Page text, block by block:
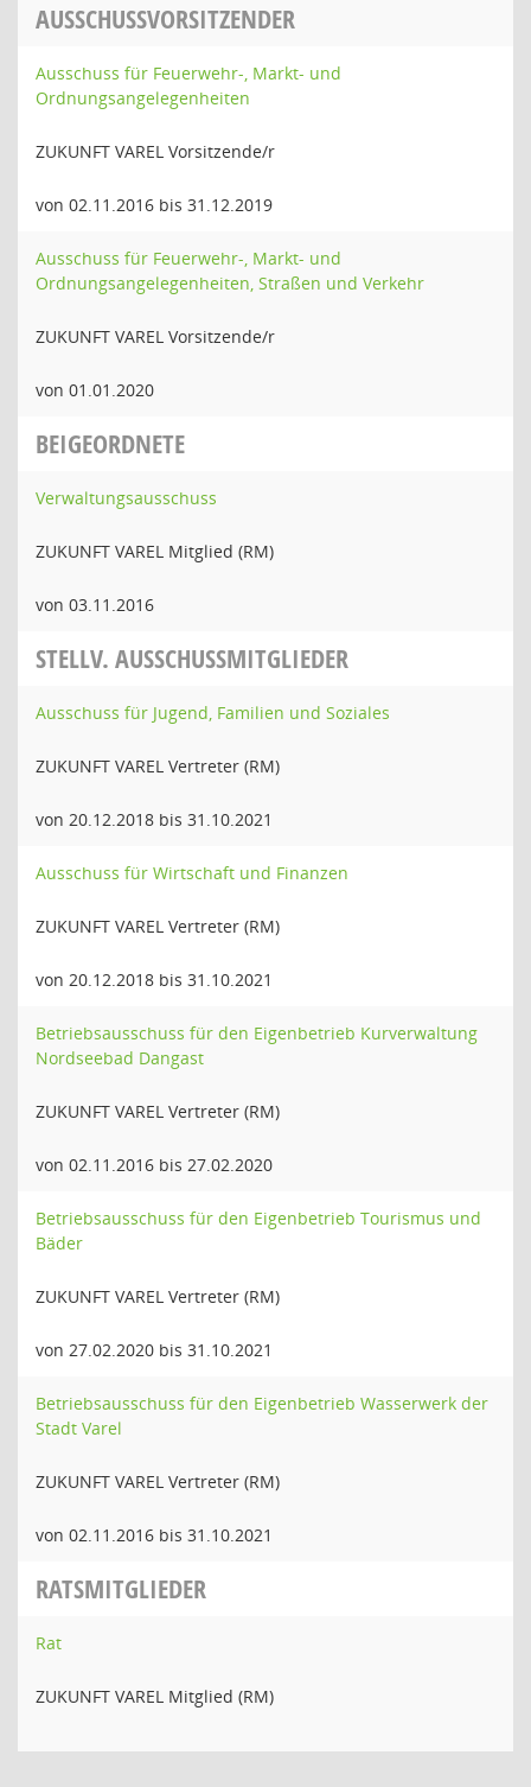
AUSSCHUSSVORSITZENDER
Ausschuss für Feuerwehr-, Markt- und
Ordnungsangelegenheiten
ZUKUNFT VAREL Vorsitzende/r
von 02.11.2016 bis 31.12.2019
Ausschuss für Feuerwehr-, Markt- und
Ordnungsangelegenheiten, Straßen und Verkehr
ZUKUNFT VAREL Vorsitzende/r
von 01.01.2020
BEIGEORDNETE
Verwaltungsausschuss
ZUKUNFT VAREL Mitglied (RM)
von 03.11.2016
STELLV. AUSSCHUSSMITGLIEDER
Ausschuss für Jugend, Familien und Soziales
ZUKUNFT VAREL Vertreter (RM)
von 20.12.2018 bis 31.10.2021
Ausschuss für Wirtschaft und Finanzen
ZUKUNFT VAREL Vertreter (RM)
von 20.12.2018 bis 31.10.2021
Betriebsausschuss für den Eigenbetrieb Kurverwaltung
Nordseebad Dangast
ZUKUNFT VAREL Vertreter (RM)
von 02.11.2016 bis 27.02.2020
Betriebsausschuss für den Eigenbetrieb Tourismus und
Bäder
ZUKUNFT VAREL Vertreter (RM)
von 27.02.2020 bis 31.10.2021
Betriebsausschuss für den Eigenbetrieb Wasserwerk der
Stadt Varel
ZUKUNFT VAREL Vertreter (RM)
von 02.11.2016 bis 31.10.2021
RATSMITGLIEDER
Rat
ZUKUNFT VAREL Mitglied (RM)